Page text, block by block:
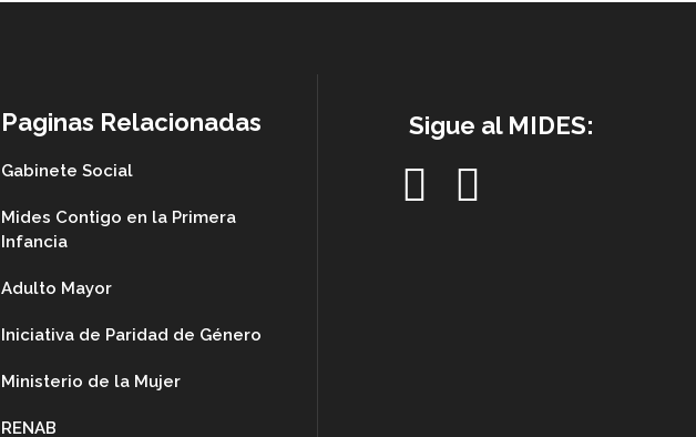
Paginas Relacionadas
Gabinete Social
Mides Contigo en la Primera
Infancia
Adulto Mayor
Iniciativa de Paridad de Género
Ministerio de la Mujer
RENAB
Sigue al MIDES: